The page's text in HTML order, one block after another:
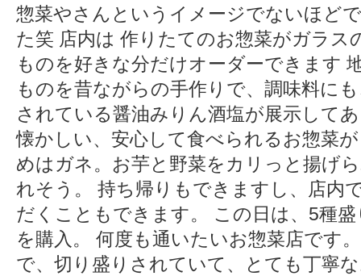
惣菜やさんというイメージでないほど
た笑 店内は 作りたてのお惣菜がガラス
ものを好きな分だけオーダーできます
ものを昔ながらの手作りで、調味料に
されている醤油みりん酒塩が展示して
懐かしい、安心して食べられるお惣菜
めはガネ。お芋と野菜をカリっと揚げ
れそう。 持ち帰りもできますし、店内
だくこともできます。 この日は、5種
を購入。 何度も通いたいお惣菜店です
で、切り盛りされていて、とても丁寧